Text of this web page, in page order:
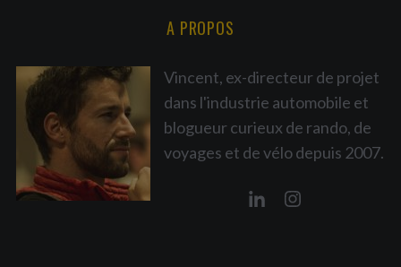
A PROPOS
Vincent, ex-directeur de projet
dans l'industrie automobile et
blogueur curieux de rando, de
voyages et de vélo depuis 2007.